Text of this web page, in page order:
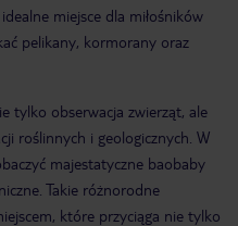
miejsce dla miłośników
pelikany, kormorany oraz
tylko obserwacja zwierząt, ale
roślinnych i geologicznych. W
majestatyczne baobaby
Takie różnorodne
które przyciąga nie tylko